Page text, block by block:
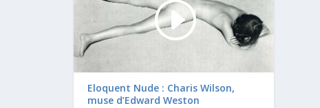
Eloquent Nude : Charis Wilson,
muse d’Edward Weston